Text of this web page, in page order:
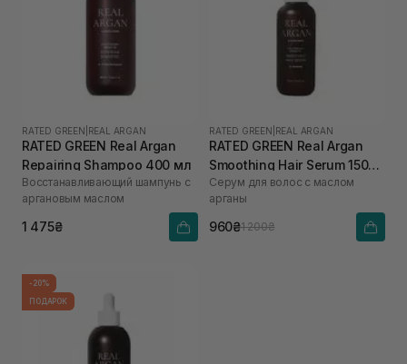
RATED GREEN REAL ARGAN
RATED GREEN Real Argan
Repairing Shampoo 400 мл
Восстанавливающий шампунь с
аргановым маслом
1 475₴
RATED GREEN REAL ARGAN
RATED GREEN Real Argan
Smoothing Hair Serum 150
мл
Серум для волос с маслом
арганы
960₴1 200₴
-20%
ПОДАРОК